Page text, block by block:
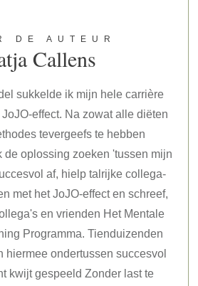
DE AUTEUR
Callens
sukkelde ik mijn hele carrière
effect. Na zowat alle diëten
tevergeefs te hebben
de oplossing zoeken 'tussen mijn
af, hielp talrijke collega-
met het JoJO-effect en schreef,
en vrienden Het Mentale
Programma. Tienduizenden
hiermee ondertussen succesvol
kwijt gespeeld Zonder last te